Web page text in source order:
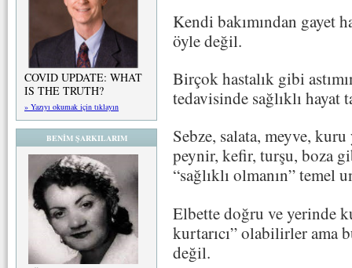
COVID UPDATE: WHAT
IS THE TRUTH?
» Yazıyı okumak için tıklayın
BENİM ŞARKILARIM
Kendi bakımından gayet
öyle değil.
Birçok hastalık gibi
tedavisinde sağlıklı hayat
Sebze, salata, meyve,
peynir, kefir, turşu, boza
“sağlıklı olmanın” temel
Elbette doğru ve yerinde
kurtarıcı” olabilirler ama
değil.